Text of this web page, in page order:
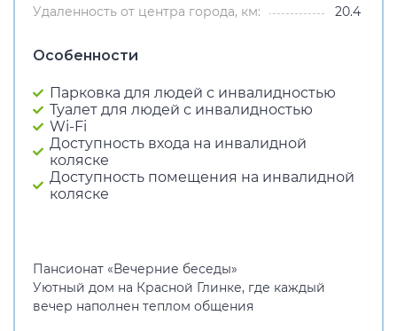
Удаленность от центра города, км: 20.4
Особенности
Парковка для людей с инвалидностью
Туалет для людей с инвалидностью
Wi-Fi
Доступность входа на инвалидной
коляске
Доступность помещения на инвалидной
коляске
Пансионат «Вечерние беседы»
Уютный дом на Красной Глинке, где каждый
вечер наполнен теплом общения